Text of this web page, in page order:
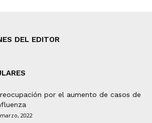
DEL EDITOR
por el aumento de casos de
2022